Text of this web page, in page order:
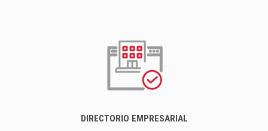
DIRECTORIO EMPRESARIAL